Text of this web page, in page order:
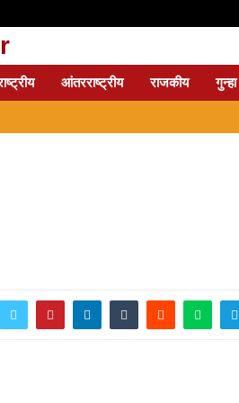
आंतरराष्ट्रीय राजकीय गुन्हा